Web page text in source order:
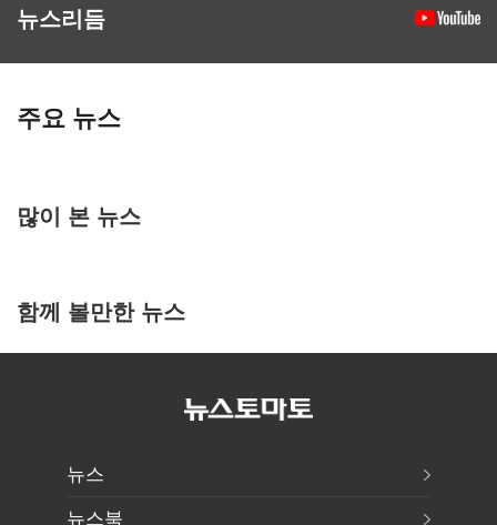
뉴스리듬
주요 뉴스
많이 본 뉴스
함께 볼만한 뉴스
뉴스
뉴스북